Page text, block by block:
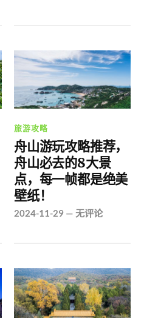
旅游攻略
舟山游玩攻略推荐，
舟山必去的8大景
点，每一帧都是绝美
壁纸！
2024-11-29 —无评论